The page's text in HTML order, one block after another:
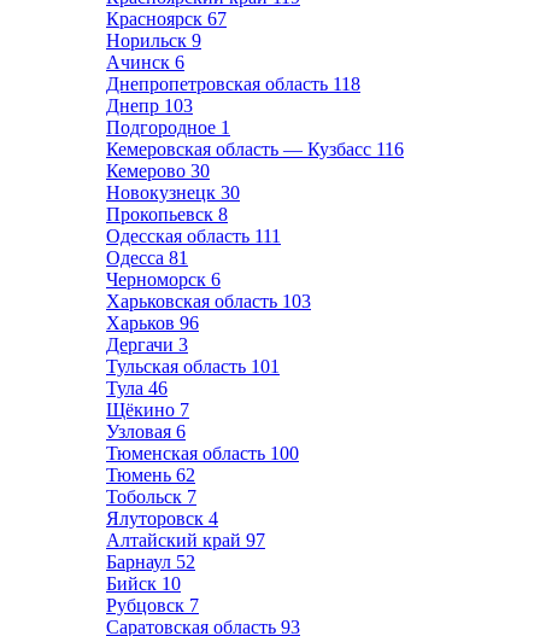
Красноярск 67
Норильск 9
Ачинск 6
Днепропетровская область 118
Днепр 103
Подгородное 1
Кемеровская область — Кузбасс 116
Кемерово 30
Новокузнецк 30
Прокопьевск 8
Одесская область 111
Одесса 81
Черноморск 6
Харьковская область 103
Харьков 96
Дергачи 3
Тульская область 101
Тула 46
Щёкино 7
Узловая 6
Тюменская область 100
Тюмень 62
Тобольск 7
Ялуторовск 4
Алтайский край 97
Барнаул 52
Бийск 10
Рубцовск 7
Саратовская область 93